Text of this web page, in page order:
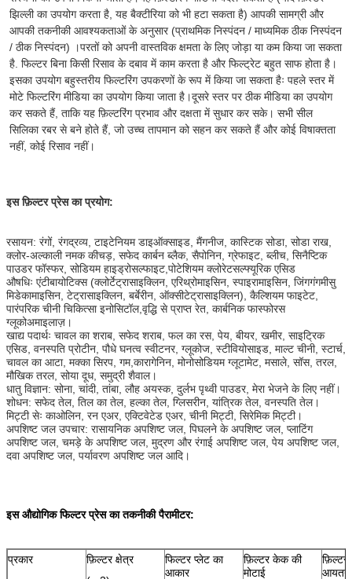
झिल्ली का उपयोग करता है, यह बैक्टीरिया को भी हटा सकता है) आपकी सामग्री और
आपकी तकनीकी आवश्यकताओं के अनुसार (प्राथमिक निस्पंदन / माध्यमिक ठीक निस्पंदन
/ ठीक निस्पंदन) ।परतों को अपनी वास्तविक क्षमता के लिए जोड़ा या कम किया जा सकता
है. फिल्टर बिना किसी रिसाव के दबाव में काम करता है और फिल्ट्रेट बहुत साफ होता है।
इसका उपयोग बहुस्तरीय फिल्टरिंग उपकरणों के रूप में किया जा सकता हैः पहले स्तर में
मोटे फिल्टरिंग मीडिया का उपयोग किया जाता है।दूसरे स्तर पर ठीक मीडिया का उपयोग
कर सकते हैं, ताकि यह फ़िल्टरिंग प्रभाव और दक्षता में सुधार कर सके। सभी सील
सिलिका रबर से बने होते हैं, जो उच्च तापमान को सहन कर सकते हैं और कोई विषाक्तता
नहीं, कोई रिसाव नहीं।
इस फ़िल्टर प्रेस का प्रयोग:
रसायन: रंगों, रंगद्रव्य, टाइटेनियम डाइऑक्साइड, मैंगनीज, कास्टिक सोडा, सोडा राख,
क्लोर-अल्काली नमक कीचड़, सफेद कार्बन ब्लैक, सैपोनिन, ग्रेफाइट, ब्लीच, सिनैप्टिक
पाउडर फॉस्फर, सोडियम हाइड्रोसल्फाइट,पोटेशियम क्लोरेटसल्फ्यूरिक एसिड
औषधिः एंटीबायोटिक्स (क्लोर्टेट्रासाइक्लिन, एरिथ्रोमाइसिन, स्पाइरामाइसिन, जिंगगंगमीसु
मिडेकामाइसिन, टेट्रासाइक्लिन, बर्बेरीन, ऑक्सीटेट्रासाइक्लिन), कैल्शियम फाइटेट,
पारंपरिक चीनी चिकित्सा इनोसिटॉल,वृद्धि से प्राप्त रेत, कार्बनिक फास्फोरस
ग्लूकोअमाइलाज़।
खाद्य पदार्थः चावल का शराब, सफेद शराब, फल का रस, पेय, बीयर, खमीर, साइट्रिक
एसिड, वनस्पति प्रोटीन, पौधे घनत्व स्वीटनर, ग्लूकोज, स्टीवियोसाइड, माल्ट चीनी, स्टार्च,
चावल का आटा, मक्का सिरप, गम,कारागेनिन, मोनोसोडियम ग्लूटामेट, मसाले, सॉस, तरल,
मौखिक तरल, सोया दूध, समुद्री शैवाल।
धातु विज्ञान: सोना, चांदी, तांबा, लौह अयस्क, दुर्लभ पृथ्वी पाउडर, मेरा भेजने के लिए नहीं।
शोधन: सफेद तेल, तिल का तेल, हल्का तेल, ग्लिसरीन, यांत्रिक तेल, वनस्पति तेल।
मिट्टी सेः काओलिन, रन एअर, एक्टिवेटेड एअर, चीनी मिट्टी, सिरेमिक मिट्टी।
अपशिष्ट जल उपचार: रासायनिक अपशिष्ट जल, पिघलने के अपशिष्ट जल, प्लाटिंग
अपशिष्ट जल, चमड़े के अपशिष्ट जल, मुद्रण और रंगाई अपशिष्ट जल, पेय अपशिष्ट जल,
दवा अपशिष्ट जल, पर्यावरण अपशिष्ट जल आदि।
इस औद्योगिक फिल्टर प्रेस का तकनीकी पैरामीटर:
प्रकार
फ़िल्टर क्षेत्र
फिल्टर प्लेट का
आकार
फ़िल्टर केक की
मोटाई
फ़िल्टर
आयतन